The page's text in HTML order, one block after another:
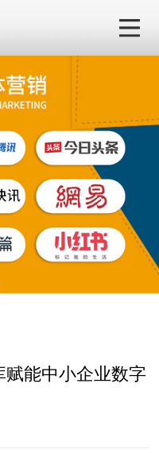
能中小企业数字